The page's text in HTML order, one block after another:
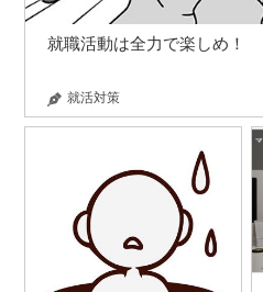
就職活動は全力で楽しめ！
就活対策